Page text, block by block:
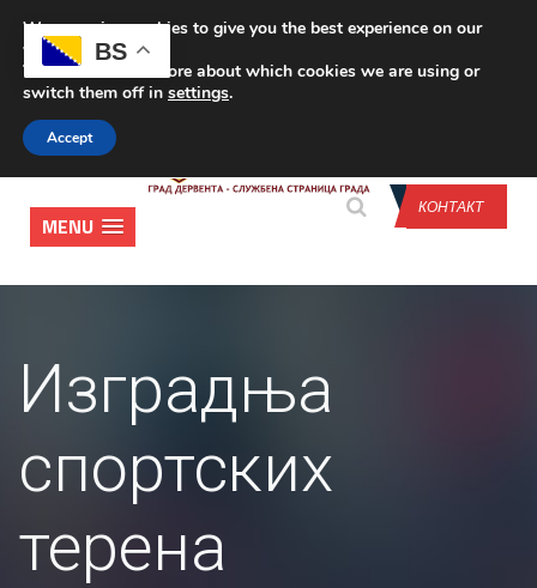
CONTACT US
КОНТАКТ
MENU
Изградња
спортских
терена
BS
We are using cookies to give you the best experience on our
website.
You can find out more about which cookies we are using or
switch them off in settings.
Accept